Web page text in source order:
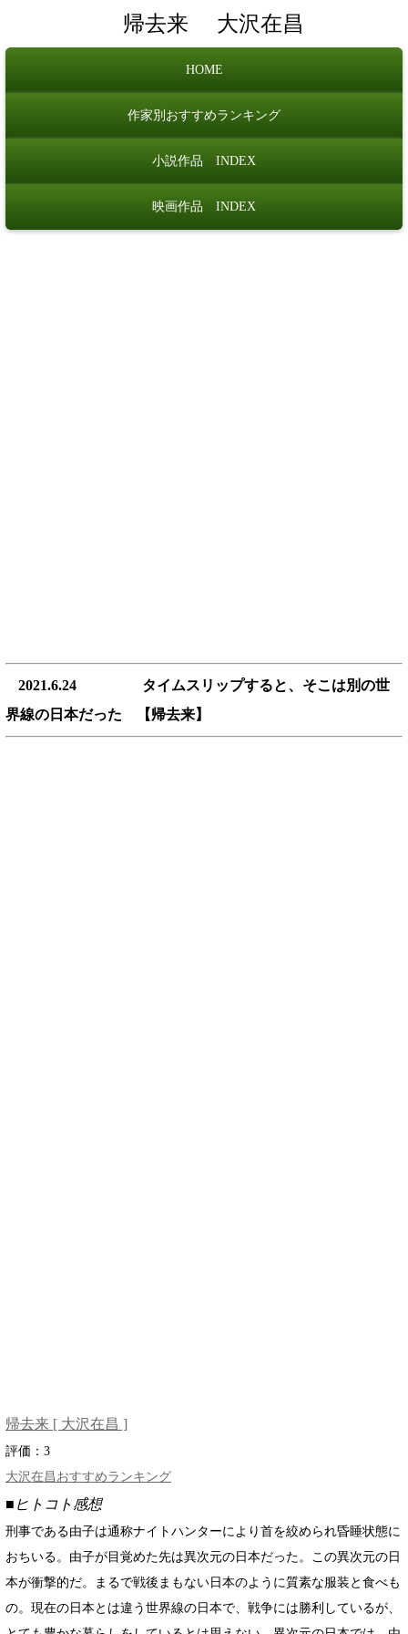
帰去来 大沢在昌
HOME
作家別おすすめランキング
小説作品 INDEX
映画作品 INDEX
2021.6.24 タイムスリップすると、そこは別の世
界線の日本だった 【帰去来】
帰去来 [ 大沢在昌 ]
評価： 3
大沢在昌おすすめランキング
■ヒトコト感想
刑事である由子は通称ナイトハンターにより首を絞められ昏睡状態に
おちいる。由子が目覚めた先は異次元の日本だった。この異次元の日
本が衝撃的だ。まるで戦後まもない日本のように質素な服装と食べも
の。現在の日本とは違う世界線の日本で、戦争には勝利しているが、